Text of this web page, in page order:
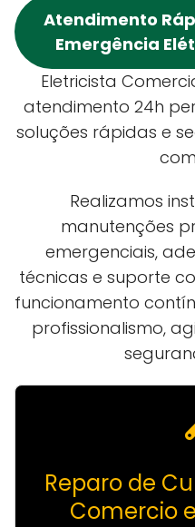
Atendimento
Emergência
Eletricista
atendimento 24h
soluções rápidas e
Realizamos
manutenções
emergenciais,
técnicas e suporte
funcionamento
profissionalismo,
Reparo de
Comercio